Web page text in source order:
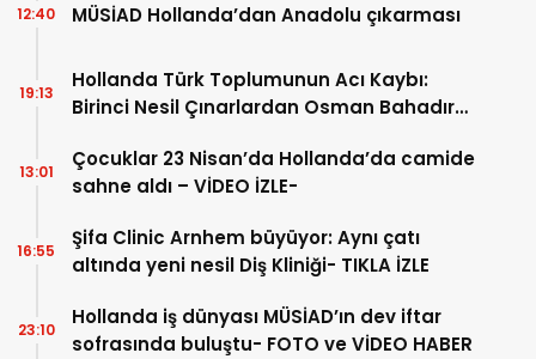
MÜSİAD Hollanda’dan Anadolu çıkarması
12:40
Hollanda Türk Toplumunun Acı Kaybı:
Birinci Nesil Çınarlardan Osman Bahadır
19:13
Çocuklar 23 Nisan’da Hollanda’da camide
sahne aldı – VİDEO İZLE-
13:01
Şifa Clinic Arnhem büyüyor: Aynı çatı
altında yeni nesil Diş Kliniği- TIKLA İZLE
16:55
Hollanda iş dünyası MÜSİAD’ın dev iftar
sofrasında buluştu- FOTO ve VİDEO HABER
23:10